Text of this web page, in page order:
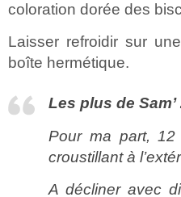
coloration dorée des
Laisser refroidir sur
boîte hermétique.
Les plus de Sam’
Pour ma part,
croustillant à
A décliner avec